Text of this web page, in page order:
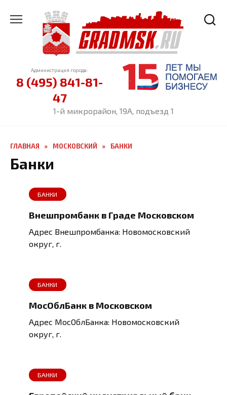
содержанию
Администрация города:
8 (495) 841-81-
47
1-й микрорайон, 19А, подъезд 1
ГЛАВНАЯ » МОСКОВСКИЙ » БАНКИ
Банки
БАНКИ
Внешпромбанк в Граде Московском
Адрес Внешпромбанка: Новомосковский
округ, г.
БАНКИ
МосОблБанк в Московском
Адрес МосОблБанка: Новомосковский
округ, г.
БАНКИ